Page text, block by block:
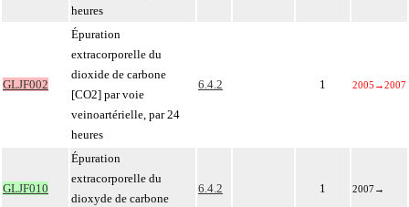
heures
GLJF002
Épuration
extracorporelle du
dioxide de carbone
[CO2] par voie
veinoartérielle, par 24
heures
6.4.2 1 2005 →2007
GLJF010
Épuration
extracorporelle du
dioxyde de carbone
6.4.2 1 2007→